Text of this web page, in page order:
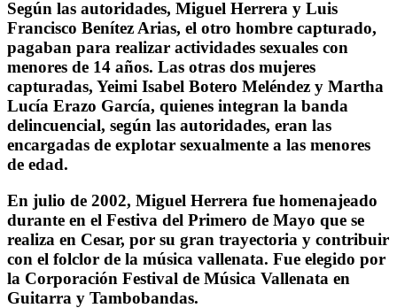
Según las autoridades, Miguel Herrera y Luis
Francisco Benítez Arias, el otro hombre capturado,
pagaban para realizar actividades sexuales con
menores de 14 años. Las otras dos mujeres
capturadas, Yeimi Isabel Botero Meléndez y Martha
Lucía Erazo García, quienes integran la banda
delincuencial, según las autoridades, eran las
encargadas de explotar sexualmente a las menores
de edad.
En julio de 2002, Miguel Herrera fue homenajeado
durante en el Festiva del Primero de Mayo que se
realiza en Cesar, por su gran trayectoria y contribuir
con el folclor de la música vallenata. Fue elegido por
la Corporación Festival de Música Vallenata en
Guitarra y Tambobandas.